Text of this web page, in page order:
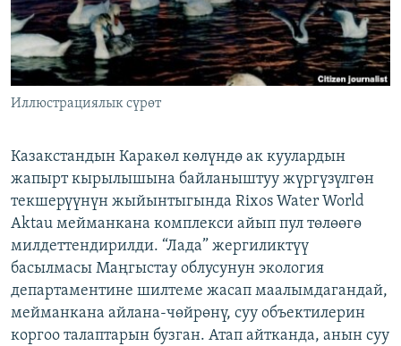
ЭЕ/АРнун бардык сайттары
Иллюстрациялык сүрөт
Казакстандын Каракөл көлүндө ак куулардын
жапырт кырылышына байланыштуу жүргүзүлгөн
текшерүүнүн жыйынтыгында Rixos Water World
Aktau мейманкана комплекси айып пул төлөөгө
милдеттендирилди. “Лада” жергиликтүү
басылмасы Маңгыстау облусунун экология
департаментине шилтеме жасап маалымдагандай,
мейманкана айлана-чөйрөнү, суу объектилерин
коргоо талаптарын бузган. Атап айтканда, анын суу